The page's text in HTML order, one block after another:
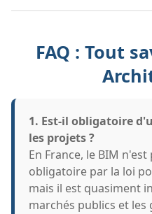
FAQ : Tout
1. Est-il obligatoire
les projets ?
En France, le BIM
obligatoire par la loi
mais il est quasiment
marchés publics et